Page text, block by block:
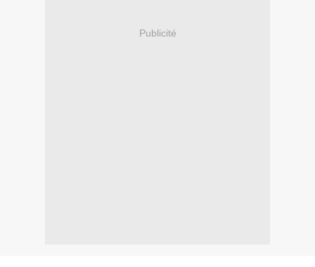
Publicité